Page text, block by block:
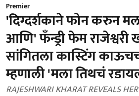
Premier
'दिग्दर्शकाने फोन करुन
आणि' फँन्ड्री फेम राजेश्वरी
सांगितला कास्टिंग
म्हणाली 'मला तिथचं
RAJESHWARI KHARAT REVEALS